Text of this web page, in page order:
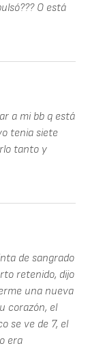
O está
a mi bb q está
tenia siete
tanto y
de sangrado
retenido, dijo
una nueva
corazón, el
se ve de 7, el
era